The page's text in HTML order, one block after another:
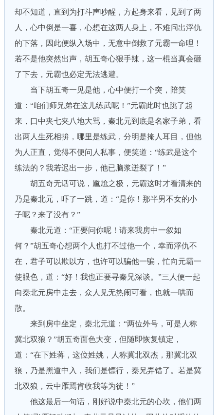
却不知道，直到为打斗声吵醒，方起身来看，见到了两
人，心中倒是一喜，心想在这两人身上，不难问出浮仇
的下落，因此便纵入场中，无意中倒救了元霸一命哩！
若不是他突然出声，胡五奇心狠手辣，这一棍当真会砸
了下去，元霸也必定无法逃避。
当下胡五奇一见是他，心中便打一个突，陪笑
道：“咱们师兄弟在这儿练武呢！”元霸此时也跳了起
来，口中夹七夹八地大骂，秦北元到底是名家子弟，看
出两人生死相拚，哪里是练武，分明是掩人耳目，但他
为人正直，觉得不便问人私事，便笑道：“练武是这个
练法的？我若迟出一步，他已脑浆迸裂了！”
胡五奇无话可说，尴尬之极，元霸这时才看清来的
乃是秦北元，吓了一跳，道：“是你！那半男不女的小
子呢？来了没有？”
秦北元道：“正要问你呢！请来我房中一叙如
何？”胡五奇心想两个人也打不过他一个，幸而浮仇不
在，君子可以欺以方，也许可以骗他一骗，忙向元霸一
使眼色，道：“好！我也正要寻秦兄深谈。”三人便一起
向秦北元房中走去，众人见无热闹可看，也就一哄而
散。
来到房中坐定，秦北元道：“两位外号，可是人称
冀北双狼？”胡五奇面色大变，但随即恢复镇定，
道：“在下姓蒋，这位姓姚，人称冀北双杰，那冀北双
狼，乃是黑道中入，我们是镖行，秦兄弄错了。若是冀
北双狼，云中雁焉肯收我等为徒！”
他这最后一句话，刚好说中秦北元的心坎，他们两